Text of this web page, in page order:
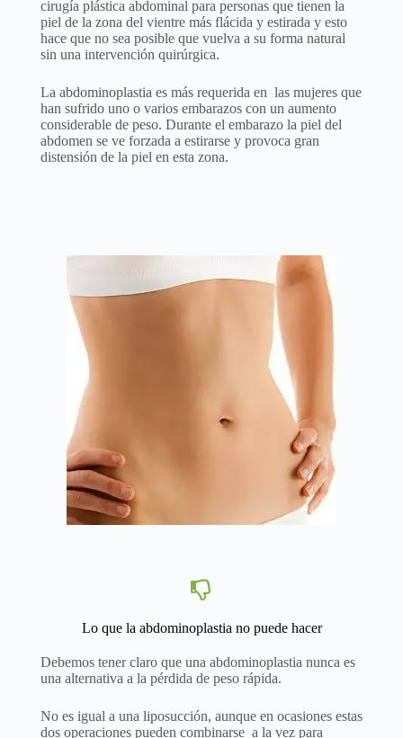
cirugía plástica abdominal para personas que tienen la
piel de la zona del vientre más flácida y estirada y esto
hace que no sea posible que vuelva a su forma natural
sin una intervención quirúrgica.
La abdominoplastia es más requerida en las mujeres que
han sufrido uno o varios embarazos con un aumento
considerable de peso. Durante el embarazo la piel del
abdomen se ve forzada a estirarse y provoca gran
distensión de la piel en esta zona.
Lo que la abdominoplastia no puede hacer
Debemos tener claro que una abdominoplastia nunca es
una alternativa a la pérdida de peso rápida.
No es igual a una liposucción, aunque en ocasiones estas
dos operaciones pueden combinarse a la vez para